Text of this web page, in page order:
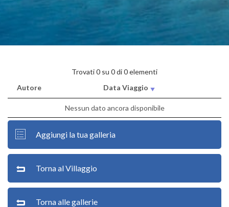
Aggiungi la tua galleria
Torna al Villaggio
Torna alle gallerie
Trovati 0 su 0 di 0 elementi
Autore
Data Viaggio
Nessun dato ancora disponibile